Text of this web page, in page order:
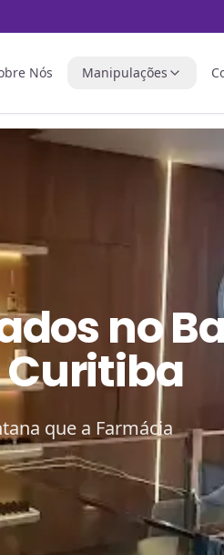
Nós Manipulações
no
Curitiba
que a Farmácia